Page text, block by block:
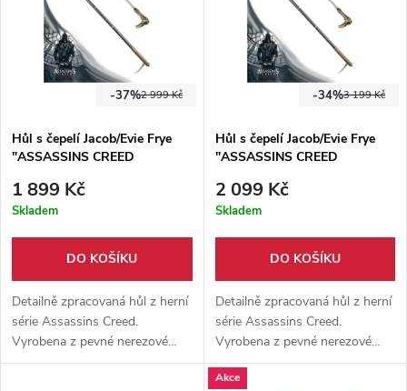
2 999 Kč
-37%
Hůl s čepelí Jacob/Evie Frye
"ASSASSINS CREED
1 899 Kč
Skladem
DO KOŠÍKU
Detailně zpracovaná hůl z herní
série Assassins Creed.
Vyrobena z pevné nerezové
oceli. Vhodný doplněk na
3 199 Kč
-34%
Hůl s čepelí Jacob/Evie Frye
"ASSASSINS CREED
Ostřená
2 099 Kč
Skladem
DO KOŠÍKU
Detailně zpracovaná hůl z herní
série Assassins Creed.
Vyrobena z pevné nerezové
oceli. Vhodný doplněk na
procházky, jako součást
Akce